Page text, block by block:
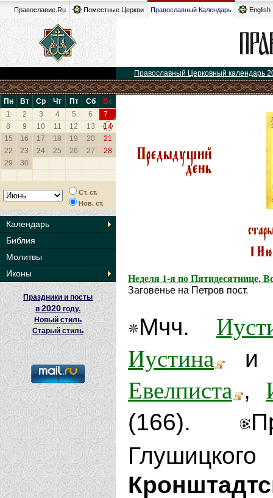
Православие.Ru Поместные Церкви Православный Календарь English
Православный Церковный календарь
Пн Вт Ср Чт Пт Сб
Вс
1
2 3 4 5 6
7
8
9 10 11 12 13
14
15
16 17 18 19 20
21
22
23 24 25 26 27
28
29
30
Ст. ст.
Нов. ст.
Календарь
Библия
Молитвы
Иконы
Праздники и посты
в2020 году.
Новый стиль
Старый стиль
Неделя 1-я по Пятидесятнице,
Заговенье на Петров пост.
Мчч.
Иустина
и
Евелписта ,
(166).